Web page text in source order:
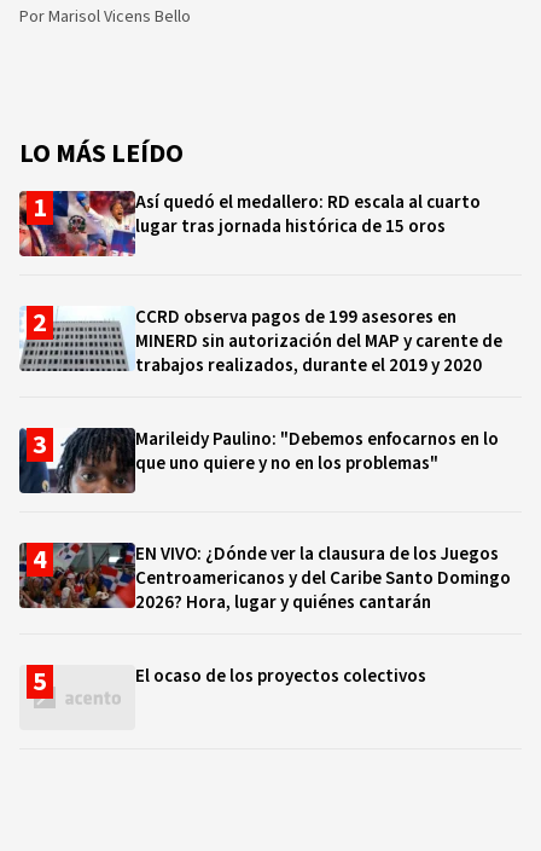
PorMarisol Vicens Bello
LO MÁS LEÍDO
Así quedó el medallero: RD escala al cuarto
lugar tras jornada histórica de 15 oros
CCRD observa pagos de 199 asesores en
MINERD sin autorización del MAP y carente de
trabajos realizados, durante el 2019 y 2020
Marileidy Paulino: "Debemos enfocarnos en lo
que uno quiere y no en los problemas"
EN VIVO: ¿Dónde ver la clausura de los Juegos
Centroamericanos y del Caribe Santo Domingo
2026? Hora, lugar y quiénes cantarán
El ocaso de los proyectos colectivos